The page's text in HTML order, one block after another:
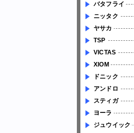
バタフライ
ニッタク
ヤサカ
TSP
VICTAS
XIOM
ドニック
アンドロ
スティガ
ヨーラ
ジュウイック